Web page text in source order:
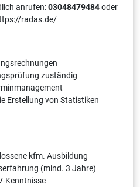
anrufen:03048479484oder
radas.de/
zuständig
Erstellung von Statistiken
kfm. Ausbildung
(mind. 3 Jahre)
Kenntnisse